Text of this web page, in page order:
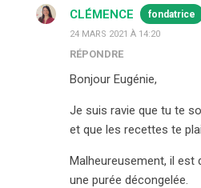
CLÉMENCE fondatrice
24 MARS 2021 À 14:20
RÉPONDRE
Bonjour Eugénie,
Je suis ravie que tu te
et que les recettes te
Malheureusement, il est
une purée décongelée.